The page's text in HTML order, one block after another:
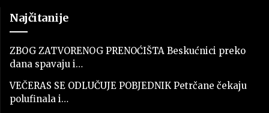
Najčitanije
ZBOG ZATVORENOG PRENOĆIŠTA Beskućnici preko
dana spavaju i…
VEČERAS SE ODLUČUJE POBJEDNIK Petrčane čekaju
polufinala i…